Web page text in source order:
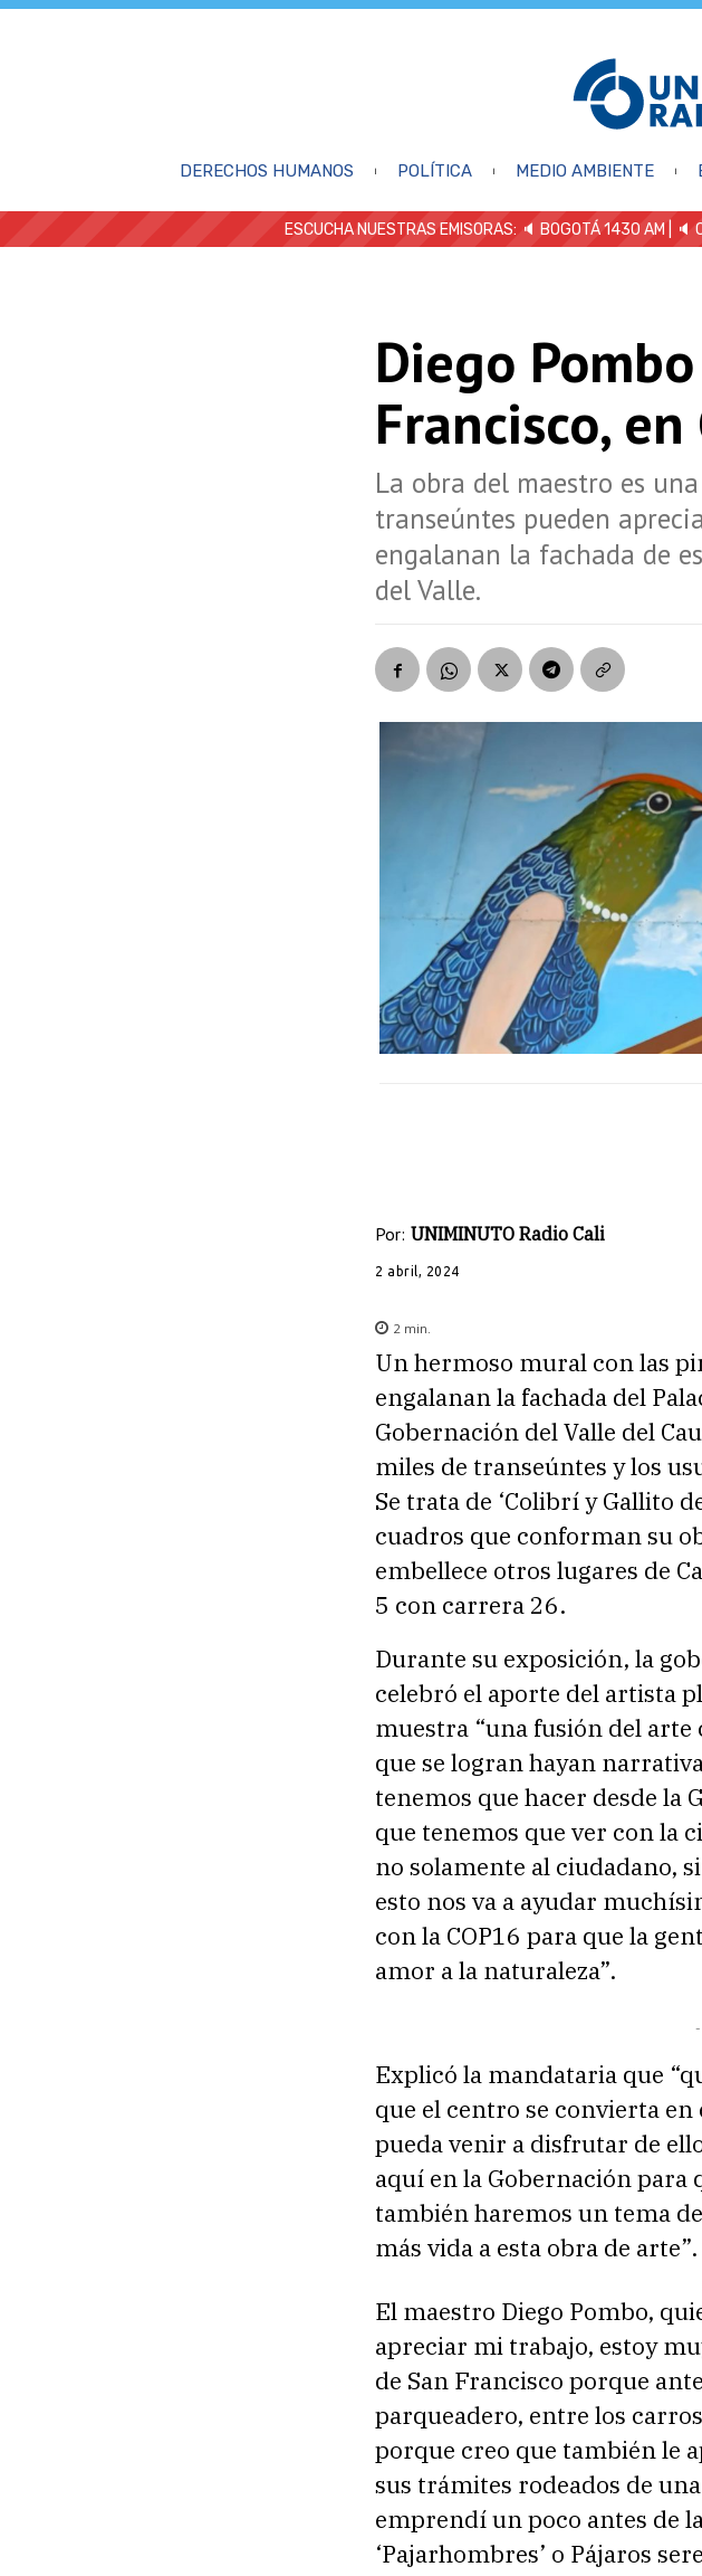
DERECHOS HUMANOS POLÍTICA MEDIO AMBIENTE
ESCUCHA NUESTRAS EMISORAS: 🔈 BOGOTÁ 1430 AM | 🔈
Diego
Francisco, en
La obra del maestro es
transeúntes pueden
engalanan la fachada de
del Valle.
Por: UNIMINUTO Radio Cali
2 abril, 2024
2 min.
Un hermoso mural con las
engalanan la fachada del
Gobernación del Valle del
miles de transeúntes y los
Se trata de ‘Colibrí y Gallito
cuadros que conforman su
embellece otros lugares de
5 con carrera 26.
Durante su exposición, la
celebró el aporte del artista
muestra “una fusión del
que se logran hayan
tenemos que hacer desde la
que tenemos que ver con la
no solamente al ciudadano,
esto nos va a ayudar
con la COP16 para que la
amor a la naturaleza”.
-
Explicó la mandataria que
que el centro se convierta en
pueda venir a disfrutar de
aquí en la Gobernación para
también haremos un tema
más vida a esta obra de arte”.
El maestro Diego Pombo,
apreciar mi trabajo, estoy
de San Francisco porque
parqueadero, entre los
porque creo que también le
sus trámites rodeados de
emprendí un poco antes de
‘Pajarhombres’ o Pájaros